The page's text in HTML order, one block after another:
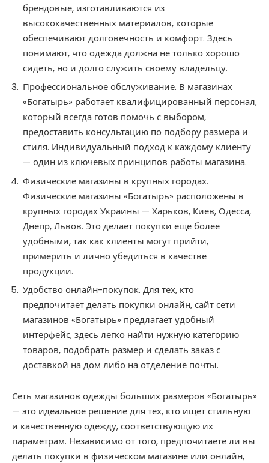
брендовые, изготавливаются из
высококачественных материалов, которые
обеспечивают долговечность и комфорт. Здесь
понимают, что одежда должна не только хорошо
сидеть, но и долго служить своему владельцу.
Профессиональное обслуживание. В магазинах
«‎Богатырь» работает квалифицированный персонал,
который всегда готов помочь с выбором,
предоставить консультацию по подбору размера и
стиля. Индивидуальный подход к каждому клиенту
— один из ключевых принципов работы магазина.
Физические магазины в крупных городах.
Физические магазины «‎Богатырь» расположены в
крупных городах Украины — Харьков, Киев, Одесса,
Днепр, Львов. Это делает покупки еще более
удобными, так как клиенты могут прийти,
примерить и лично убедиться в качестве
продукции.
Удобство онлайн-покупок. Для тех, кто
предпочитает делать покупки онлайн, сайт сети
магазинов «‎Богатырь» предлагает удобный
интерфейс, здесь легко найти нужную категорию
товаров, подобрать размер и сделать заказ с
доставкой на дом либо на отделение почты.
Сеть магазинов одежды больших размеров «‎Богатырь»
— это идеальное решение для тех, кто ищет стильную
и качественную одежду, соответствующую их
параметрам. Независимо от того, предпочитаете ли вы
делать покупки в физическом магазине или онлайн,